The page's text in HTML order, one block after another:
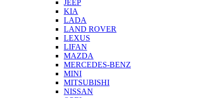
JEEP
KIA
LADA
LAND ROVER
LEXUS
LIFAN
MAZDA
MERCEDES-BENZ
MINI
MITSUBISHI
NISSAN